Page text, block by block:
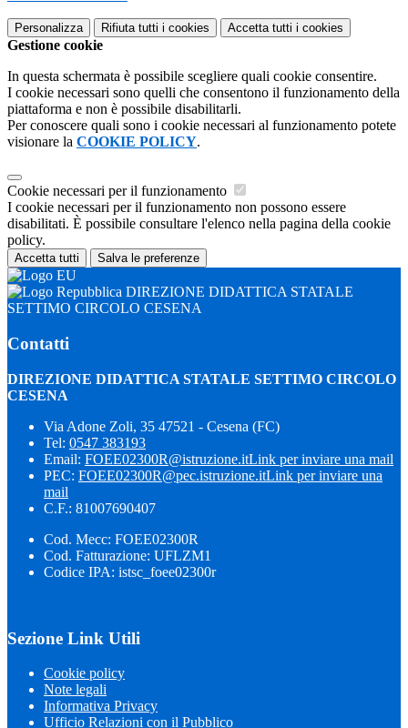
Personalizza Rifiuta tutti i cookies Accetta tutti i cookies
Gestione cookie
In questa schermata è possibile scegliere quali cookie consentire.
I cookie necessari sono quelli che consentono il funzionamento della
piattaforma e non è possibile disabilitarli.
Per conoscere quali sono i cookie necessari al funzionamento potete
visionare la COOKIE POLICY.
Cookie necessari per il funzionamento
I cookie necessari per il funzionamento non possono essere
disabilitati. È possibile consultare l'elenco nella pagina della cookie
policy.
Accetta tutti Salva le preferenze
DIREZIONE DIDATTICA STATALE
SETTIMO CIRCOLO CESENA
Contatti
DIREZIONE DIDATTICA STATALE SETTIMO CIRCOLO
CESENA
Via Adone Zoli, 35 47521 - Cesena (FC)
Tel: 0547 383193
Email: FOEE02300R@istruzione.itLink per inviare una mail
PEC: FOEE02300R@pec.istruzione.itLink per inviare una
mail
C.F.: 81007690407
Cod. Mecc: FOEE02300R
Cod. Fatturazione: UFLZM1
Codice IPA: istsc_foee02300r
Sezione Link Utili
Cookie policy
Note legali
Informativa Privacy
Ufficio Relazioni con il Pubblico